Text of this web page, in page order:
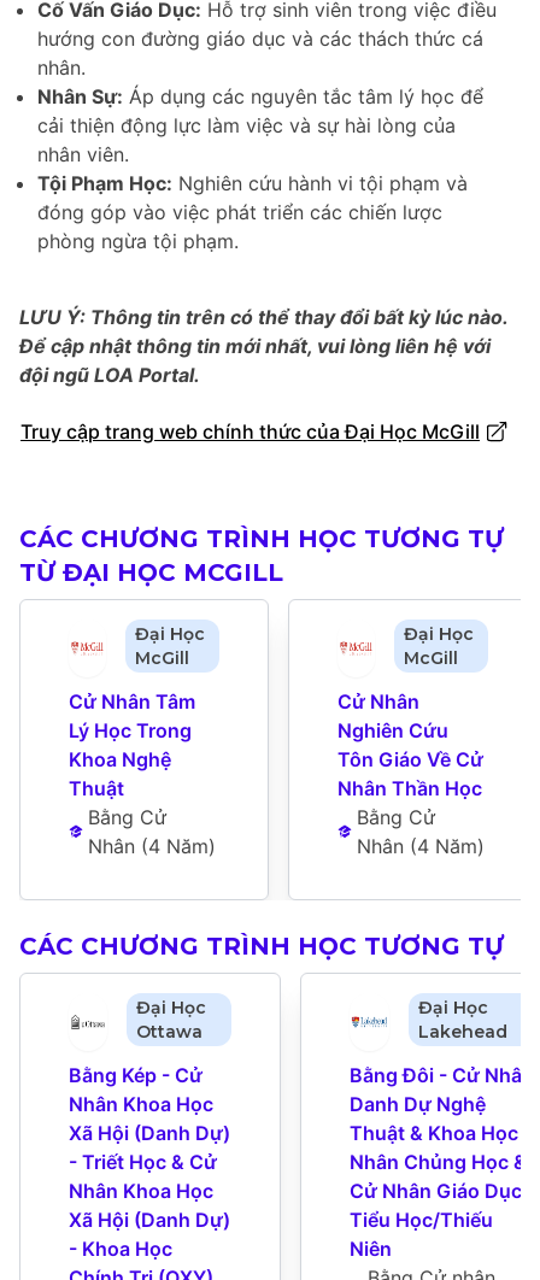
Cố Vấn Giáo Dục: Hỗ trợ sinh viên trong việc điều
hướng con đường giáo dục và các thách thức cá
nhân.
Nhân Sự: Áp dụng các nguyên tắc tâm lý học để
cải thiện động lực làm việc và sự hài lòng của
nhân viên.
Tội Phạm Học: Nghiên cứu hành vi tội phạm và
đóng góp vào việc phát triển các chiến lược
phòng ngừa tội phạm.
LƯU Ý: Thông tin trên có thể thay đổi bất kỳ lúc nào.
Để cập nhật thông tin mới nhất, vui lòng liên hệ với
đội ngũ LOA Portal.
Truy cập trang web chính thức của Đại Học McGill
CÁC CHƯƠNG TRÌNH HỌC TƯƠNG TỰ
TỪ ĐẠI HỌC MCGILL
Đại Học
McGill
Cử Nhân Tâm
Lý Học Trong
Khoa Nghệ
Thuật
Bằng Cử
Nhân (4 Năm)
Đại Học
McGill
Cử Nhân
Nghiên Cứu
Tôn Giáo Về Cử
Nhân Thần Học
Bằng Cử
Nhân (4 Năm)
CÁC CHƯƠNG TRÌNH HỌC TƯƠNG TỰ
Đại Học
Ottawa
Bằng Kép - Cử
Nhân Khoa Học
Xã Hội (Danh Dự)
- Triết Học & Cử
Nhân Khoa Học
Xã Hội (Danh Dự)
- Khoa Học
Đại Học
Lakehead
Bằng Đôi - Cử Nhân
Danh Dự Nghệ
Thuật & Khoa Học -
Nhân Chủng Học &
Cử Nhân Giáo Dục -
Tiểu Học/Thiếu
Niên